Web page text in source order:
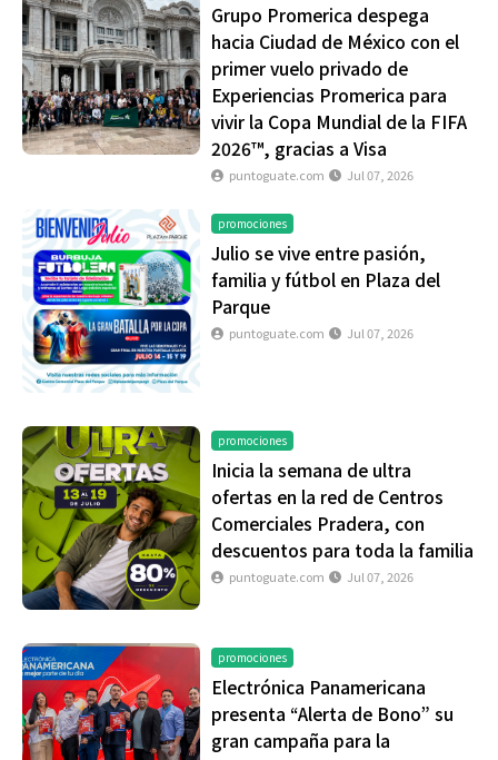
Grupo Promerica despega
hacia Ciudad de México con el
primer vuelo privado de
Experiencias Promerica para
vivir la Copa Mundial de la FIFA
2026™, gracias a Visa
puntoguate.com Jul 07, 2026
promociones
Julio se vive entre pasión,
familia y fútbol en Plaza del
Parque
puntoguate.com Jul 07, 2026
promociones
Inicia la semana de ultra
ofertas en la red de Centros
Comerciales Pradera, con
descuentos para toda la familia
puntoguate.com Jul 07, 2026
promociones
Electrónica Panamericana
presenta “Alerta de Bono” su
gran campaña para la